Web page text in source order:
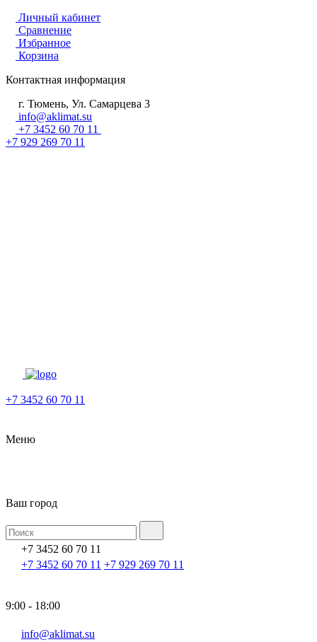
Личный кабинет
Сравнение
Избранное
Корзина
Контактная информация
г. Тюмень, Ул. Самарцева 3
info@aklimat.su
+7 3452 60 70 11
+7 929 269 70 11
+7 3452 60 70 11
Меню
Ваш город
+7 3452 60 70 11
+7 3452 60 70 11 +7 929 269 70 11
9:00 - 18:00
info@aklimat.su